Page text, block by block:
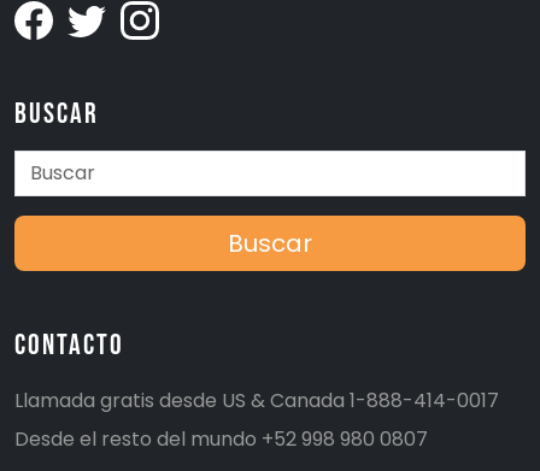
Buscar
Buscar
Contacto
Llamada gratis desde US & Canada 1-888-414-0017
Desde el resto del mundo +52 998 980 0807